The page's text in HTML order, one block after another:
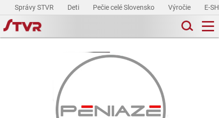
Správy STVR Deti Pečie celé Slovensko Výročie E-